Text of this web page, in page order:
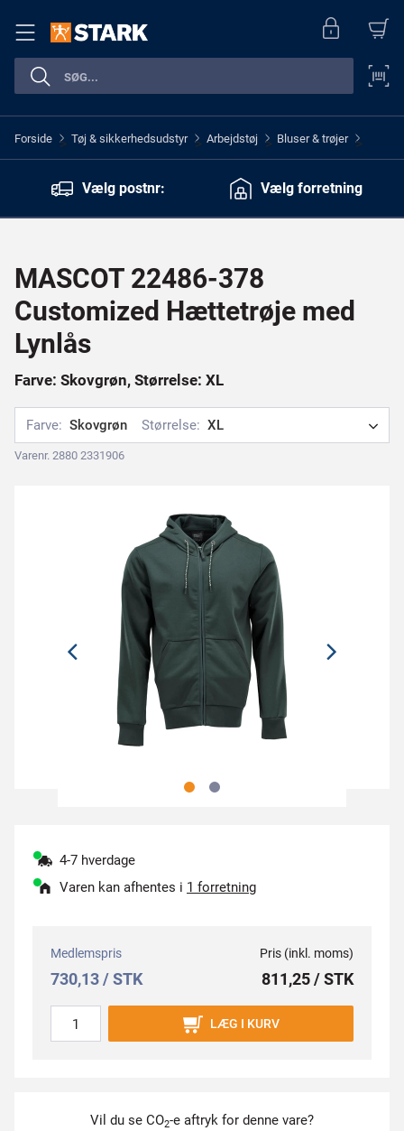
Forside > Tøj & sikkerhedsudstyr > Arbejdstøj > Bluser & trøjer >
Vælg postnr: Vælg forretning
MASCOT 22486-378
Customized Hættetrøje med
Lynlås
Farve: Skovgrøn, Størrelse: XL
Farve: Skovgrøn Størrelse: XL
Varenr. 2880 2331906
4-7 hverdage
Varen kan afhentes i 1 forretning
Medlemspris
730,13 / STK
Pris (inkl. moms)
811,25 / STK
LÆG I KURV
Vil du se CO2-e aftryk for denne vare?